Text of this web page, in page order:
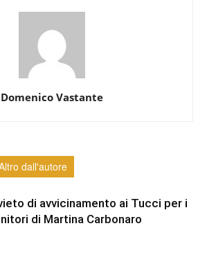
Domenico Vastante
dall'autore
di avvicinamento ai Tucci per i
di Martina Carbonaro